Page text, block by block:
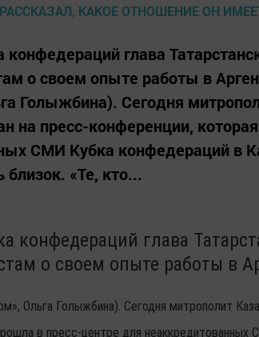
глава
о своем опыте работы в
Голыжбина). Сегодня
на пресс-конференции,
СМИ Кубка конфедераций в
«Те, кто...
конфедераций глава
о своем опыте работы в
Ольга Голыжбина). Сегодня митрополит
в пресс-центре для неаккредитованных